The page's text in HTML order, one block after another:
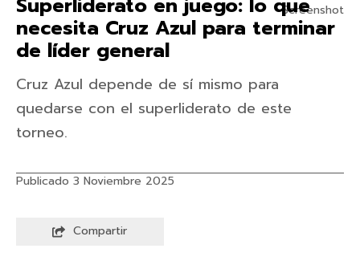
Screenshot
Superliderato en juego: lo que
necesita Cruz Azul para terminar
de líder general
Cruz Azul depende de sí mismo para
quedarse con el superliderato de este
torneo.
Publicado 3 Noviembre 2025
Compartir